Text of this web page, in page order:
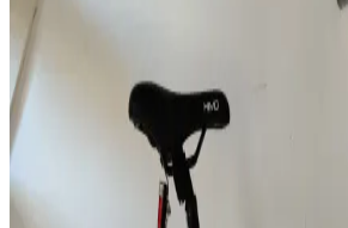
Şarjlı Elektrikli Motorlar: Şehir İçi
Sürdürülebilir ve Ekonomik
Şarjlı motorlar, batarya teknolojileri ve
şehir içi ulaşımda sürdürülebilir ve ekonomik
Türkiye’de Elektrikli Bisikletlerde
Düzenlemeler Hakkında Bilmeniz